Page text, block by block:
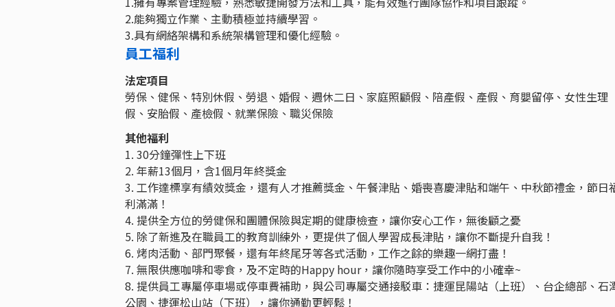
2.能夠獨立作業、主動積極並持續學習。
3.具有網絡架構和系統架構管理和優化經驗。
員工福利
法定項目
勞保、健保、特別休假、勞退、婚假、週休二日、家庭照顧假、陪產假、產假、育嬰留停、女性生理
假、安胎假、產檢假、就業保險、職災保險
其他福利
1. 30分鐘彈性上下班
2. 年薪13個月，含1個月年終獎金
3. 工作達標享有績效獎金，還有人才推薦獎金、午餐津貼、婚喪喜慶津貼和端午、中秋節禮金，節日
利滿滿！
4. 提供全方位的勞健保和團體保險與定期的健康檢查，讓你安心工作，無後顧之憂
5. 除了新進及在職員工的教育訓練外，更提供了個人學習成長津貼，讓你不斷提升自我！
6. 烤肉活動、部門聚餐，還有年終尾牙等各式活動，工作之餘的樂趣一網打盡！
7. 無限供應咖啡和零食，及不定時的Happy hour，讓你隨時享受工作中的小確幸~
8. 提供員工專屬停車場或停車費補助，與公司專屬交通接駁車：捷運昆陽站（上班）、台企總部、石
公園、捷運松山站（下班），讓你通勤更輕鬆！